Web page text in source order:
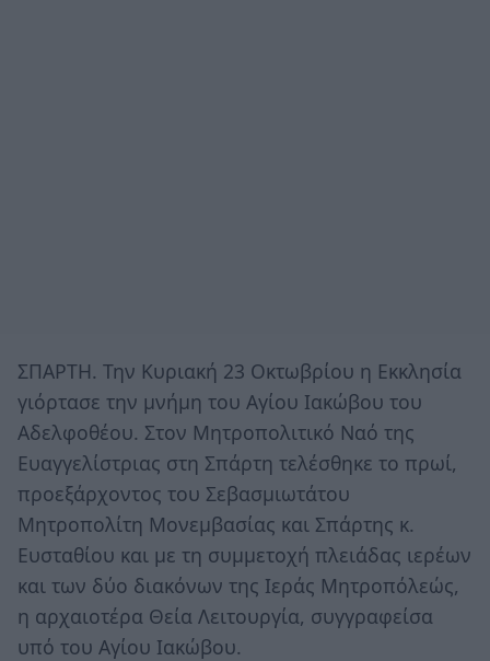
ΣΠΑΡΤΗ. Την Κυριακή 23 Οκτωβρίου η Εκκλησία
γιόρτασε την μνήμη του Αγίου Ιακώβου του
Αδελφοθέου. Στον Μητροπολιτικό Ναό της
Ευαγγελίστριας στη Σπάρτη τελέσθηκε το πρωί,
προεξάρχοντος του Σεβασμιωτάτου
Μητροπολίτη Μονεμβασίας και Σπάρτης κ.
Ευσταθίου και με τη συμμετοχή πλειάδας ιερέων
και των δύο διακόνων της Ιεράς Μητροπόλεώς,
η αρχαιοτέρα Θεία Λειτουργία, συγγραφείσα
υπό του Αγίου Ιακώβου.